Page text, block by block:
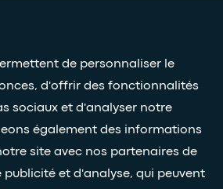
de personnaliser le
d'offrir des fonctionnalités
sociaux et d'analyser notre
également des informations
site avec nos partenaires de
publicité et d'analyse, qui peuvent
grâce à notre newsletter
newsletter